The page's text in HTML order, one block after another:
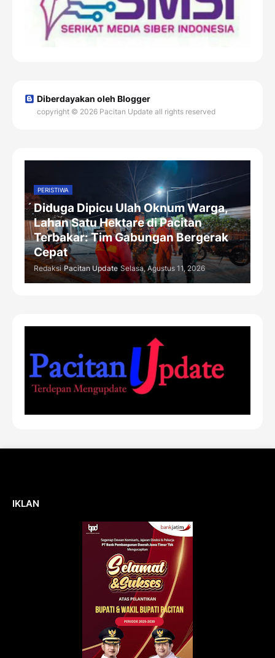
Diberdayakan oleh Blogger
copyright © 2026 Pacitan Update all rights reserved
PERISTIWA
Diduga Dipicu Ulah Oknum Warga,
Lahan Satu Hektare di Pacitan
Terbakar: Tim Gabungan Bergerak
Cepat
Redaksi Pacitan Update Selasa, Agustus 11, 2026
IKLAN